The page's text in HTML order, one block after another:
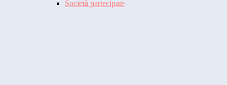
Società partecipate